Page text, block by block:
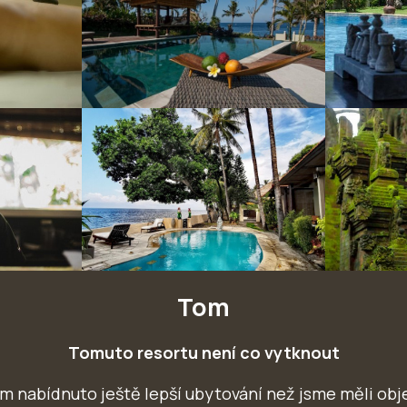
Tom
Tomuto resortu není co vytknout
nabídnuto ještě lepší ubytování než jsme měli